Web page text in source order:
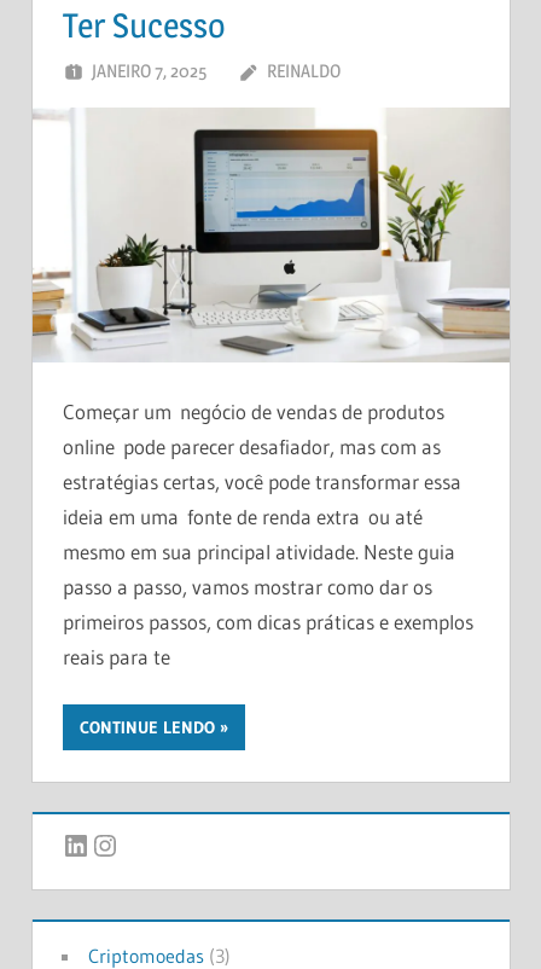
Ter Sucesso
JANEIRO 7, 2025 REINALDO
COMENTÁRIO
Começar um negócio de vendas de produtos
online pode parecer desafiador, mas com as
estratégias certas, você pode transformar essa
ideia em uma fonte de renda extra ou até
mesmo em sua principal atividade. Neste guia
passo a passo, vamos mostrar como dar os
primeiros passos, com dicas práticas e exemplos
reais para te
CONTINUE LENDO
LinkedIn
Instagram
Criptomoedas(3)